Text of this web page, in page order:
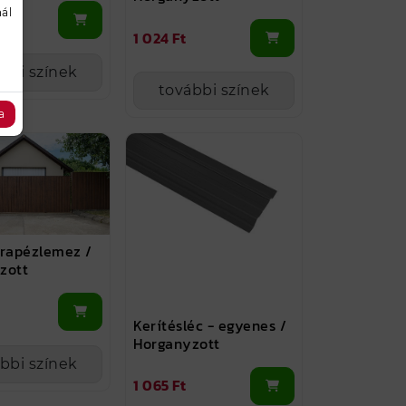
színek
1 024 Ft
további színek
/
színek
Kerítésléc - egyenes /
Horganyzott
1 065 Ft